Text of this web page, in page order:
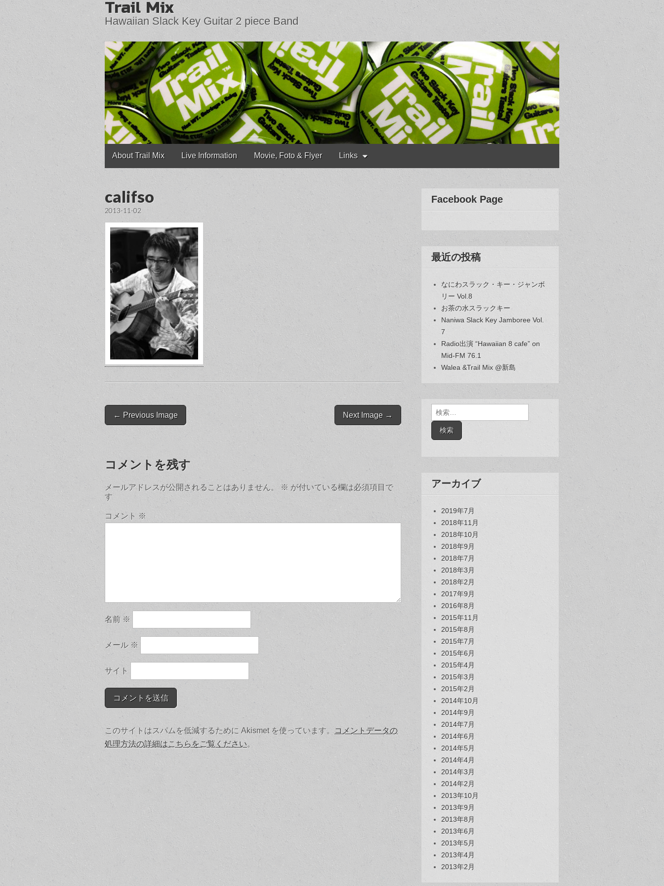
Trail Mix
Hawaiian Slack Key Guitar 2 piece Band
Main
menu
About Trail Mix Live Information Movie, Foto & Flyer Links
califso
2013-11-02
Post
navigation
← Previous Image Next Image →
コメントを残す
メールアドレスが公開されることはありません。 ※ が付いている欄は必須項目で
す
コメント ※
名前 ※
メール ※
サイト
このサイトはスパムを低減するために Akismet を使っています。
コメントデータの
処理方法の詳細はこちらをご覧ください。
Facebook Page
最近の投稿
なにわスラック・キー・ジャンボ
リー Vol.8
お茶の水スラックキー
Naniwa Slack Key Jamboree Vol.
7
Radio出演 “Hawaiian 8 cafe” on
Mid-FM 76.1
Walea &Trail Mix @新島
検
索:
アーカイブ
2019年7月
2018年11月
2018年10月
2018年9月
2018年7月
2018年3月
2018年2月
2017年9月
2016年8月
2015年11月
2015年8月
2015年7月
2015年6月
2015年4月
2015年3月
2015年2月
2014年10月
2014年9月
2014年7月
2014年6月
2014年5月
2014年4月
2014年3月
2014年2月
2013年10月
2013年9月
2013年8月
2013年6月
2013年5月
2013年4月
2013年2月